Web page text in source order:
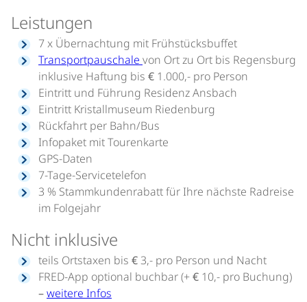
Leistungen
7 x Übernachtung mit Frühstücksbuffet
Transportpauschale von Ort zu Ort bis Regensburg
inklusive Haftung bis € 1.000,- pro Person
Eintritt und Führung Residenz Ansbach
Eintritt Kristallmuseum Riedenburg
Rückfahrt per Bahn/Bus
Infopaket mit Tourenkarte
GPS-Daten
7-Tage-Servicetelefon
3 % Stammkundenrabatt für Ihre nächste Radreise
im Folgejahr
Nicht inklusive
teils Ortstaxen bis € 3,- pro Person und Nacht
FRED-App optional buchbar (+ € 10,- pro Buchung)
–weitere Infos